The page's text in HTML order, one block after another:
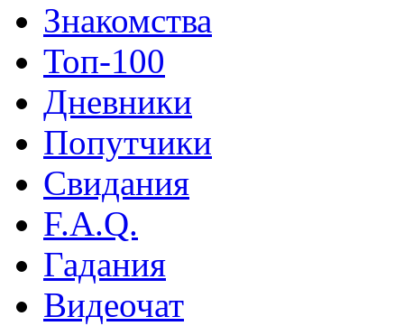
Знакомства
Топ-100
Дневники
Попутчики
Свидания
F.A.Q.
Гадания
Видеочат